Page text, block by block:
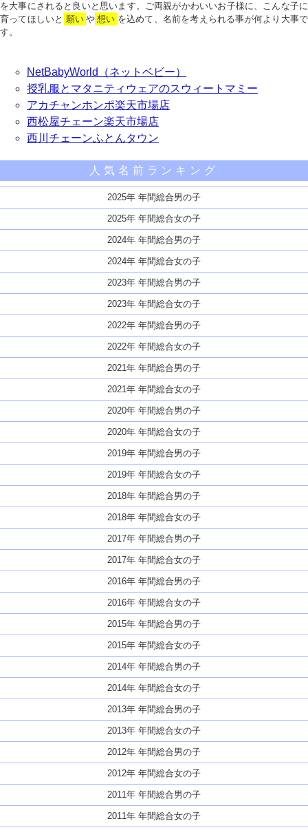
を大事にされると良いと思います。ご両親がかわいいお子様に、こんな子に
育ってほしいと 願い や 想い を込めて、名前を考えられる事が何より大事で
す。
NetBabyWorld（ネットベビー）
授乳服とマタニティウェアのスウィートマミー
アカチャンホンポ楽天市場店
西松屋チェーン楽天市場店
西川チェーンふとんタウン
人気名前ランキング
2025年 年間総合男の子
2025年 年間総合女の子
2024年 年間総合男の子
2024年 年間総合女の子
2023年 年間総合男の子
2023年 年間総合女の子
2022年 年間総合男の子
2022年 年間総合女の子
2021年 年間総合男の子
2021年 年間総合女の子
2020年 年間総合男の子
2020年 年間総合女の子
2019年 年間総合男の子
2019年 年間総合女の子
2018年 年間総合男の子
2018年 年間総合女の子
2017年 年間総合男の子
2017年 年間総合女の子
2016年 年間総合男の子
2016年 年間総合女の子
2015年 年間総合男の子
2015年 年間総合女の子
2014年 年間総合男の子
2014年 年間総合女の子
2013年 年間総合男の子
2013年 年間総合女の子
2012年 年間総合男の子
2012年 年間総合女の子
2011年 年間総合男の子
2011年 年間総合女の子